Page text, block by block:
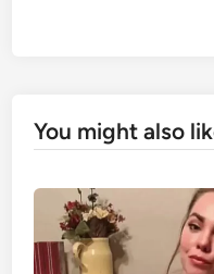
You might also